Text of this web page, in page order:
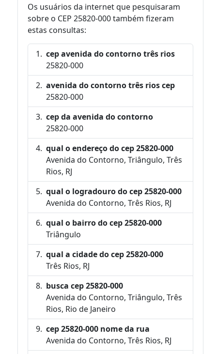
Os usuários da internet que pesquisaram
sobre o CEP 25820-000 também fizeram
estas consultas:
cep avenida do contorno três rios
25820-000
avenida do contorno três rios cep
25820-000
cep da avenida do contorno
25820-000
qual o endereço do cep 25820-000
Avenida do Contorno, Triângulo, Três
Rios, RJ
qual o logradouro do cep 25820-000
Avenida do Contorno, Três Rios, RJ
qual o bairro do cep 25820-000
Triângulo
qual a cidade do cep 25820-000
Três Rios, RJ
busca cep 25820-000
Avenida do Contorno, Triângulo, Três
Rios, Rio de Janeiro
cep 25820-000 nome da rua
Avenida do Contorno, Três Rios, RJ